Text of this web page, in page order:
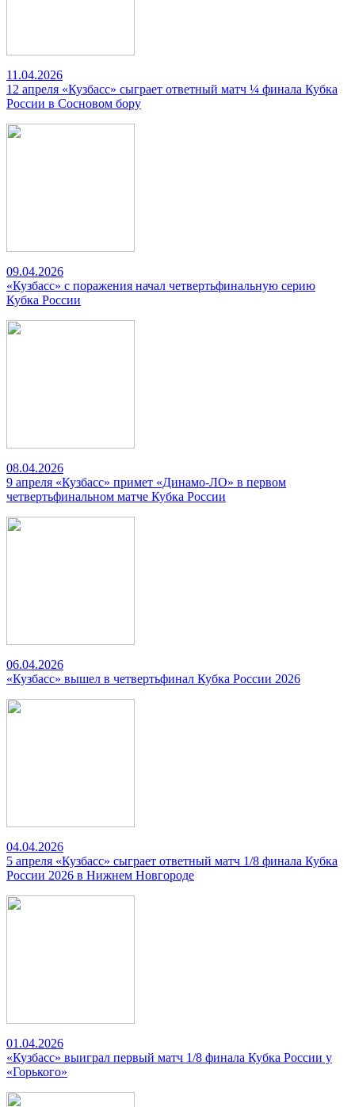
11.04.2026
12 апреля «Кузбасс» сыграет ответный матч ¼ финала Кубка
России в Сосновом бору
09.04.2026
«Кузбасс» с поражения начал четвертьфинальную серию
Кубка России
08.04.2026
9 апреля «Кузбасс» примет «Динамо-ЛО» в первом
четвертьфинальном матче Кубка России
06.04.2026
«Кузбасс» вышел в четвертьфинал Кубка России 2026
04.04.2026
5 апреля «Кузбасс» сыграет ответный матч 1/8 финала Кубка
России 2026 в Нижнем Новгороде
01.04.2026
«Кузбасс» выиграл первый матч 1/8 финала Кубка России у
«Горького»